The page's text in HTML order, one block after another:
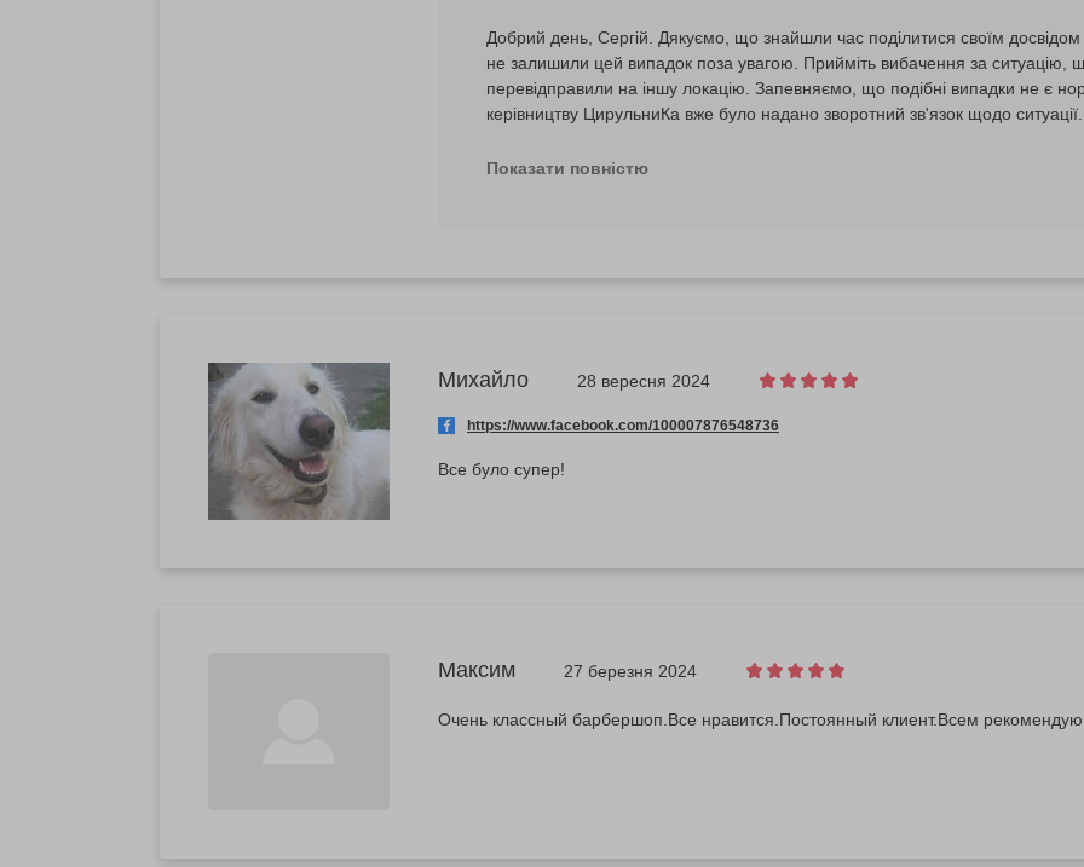
Добрий день, Сергій. Дякуємо, що знайшли час поділитися своїм
не залишили цей випадок поза увагою. Прийміть вибачення за
перевідправили на іншу локацію. Запевняємо, що подібні випадки не є
керівництву ЦирульниКа вже було надано зворотний зв'язок щодо
вам сподобалась та ви отримали позитивні емоції після відвідування
Показати повністю
Михайло 28 вересня 2024
https://www.facebook.com/100007876548736
Все було супер!
Максим 27 березня 2024
Очень классный барбершоп.Все нравится.Постоянный клиент.Всем